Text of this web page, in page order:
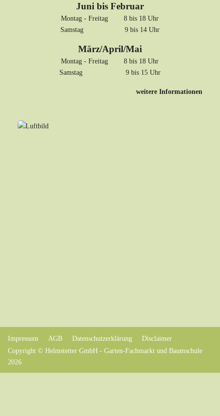
Juni bis Februar
Montag - Freitag 8 bis 18 Uhr
Samstag 9 bis 14 Uhr
März/April/Mai
Montag - Freitag 8 bis 18 Uhr
Samstag 9 bis 15 Uhr
weitere Informationen
Impressum AGB Datenschutzerklärung
Disclaimer
Copyright © Helmstetter GmbH - Garten-Fachmarkt und Baumschule
2026